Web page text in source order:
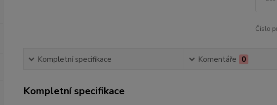
Číslo
Kompletní specifikace Komentáře 0
Kompletní specifikace